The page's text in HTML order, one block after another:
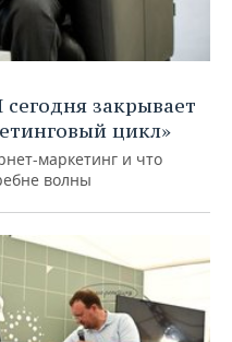
закрывает
цикл»
маркетинг и что
волны